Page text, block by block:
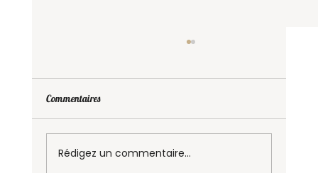
Commentaires
Rédigez un commentaire...